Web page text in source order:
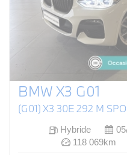
BMW X3 G01
(G01) X3 30E 292 M
Hybride
118 069km